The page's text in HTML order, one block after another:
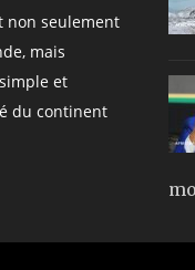
non seulement
mais
et
du continent